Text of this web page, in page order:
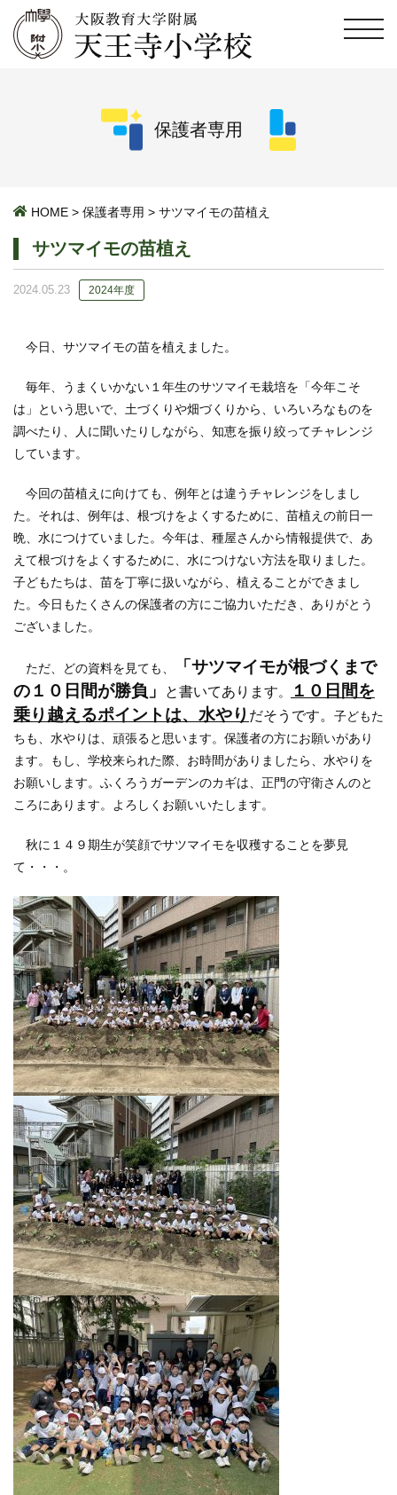
保護者専用
HOME > 保護者専用 > サツマイモの苗植え
サツマイモの苗植え
2024.05.23 2024年度
今日、サツマイモの苗を植えました。
毎年、うまくいかない１年生のサツマイモ栽培を「今年こそ
は」という思いで、土づくりや畑づくりから、いろいろなものを
調べたり、人に聞いたりしながら、知恵を振り絞ってチャレンジ
しています。
今回の苗植えに向けても、例年とは違うチャレンジをしまし
た。それは、例年は、根づけをよくするために、苗植えの前日一
晩、水につけていました。今年は、種屋さんから情報提供で、あ
えて根づけをよくするために、水につけない方法を取りました。
子どもたちは、苗を丁寧に扱いながら、植えることができまし
た。今日もたくさんの保護者の方にご協力いただき、ありがとう
ございました。
ただ、どの資料を見ても、
「サツマイモが根づくまで
の１０日間が勝負」
と書いてあります。
１０日間を
乗り越えるポイントは、水やり だそうです。 子どもた
ちも、水やりは、頑張ると思います。保護者の方にお願いがあり
ます。もし、学校来られた際、お時間がありましたら、水やりを
お願いします。ふくろうガーデンのカギは、正門の守衛さんのと
ころにあります。よろしくお願いいたします。
秋に１４９期生が笑顔でサツマイモを収穫することを夢見
て・・・。